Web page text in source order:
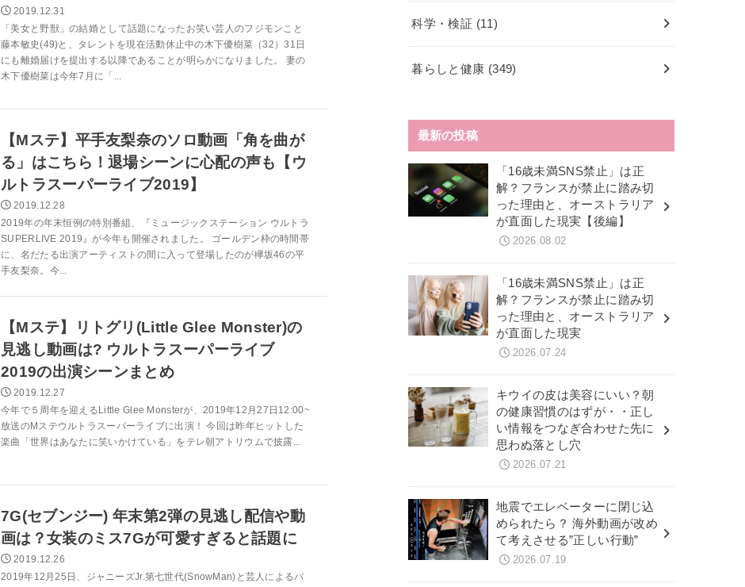
2019.12.31
「美女と野獣」の結婚として話題になったお笑い芸人のフジモンこと
藤本敏史(49)と、タレントを現在活動休止中の木下優樹菜（32）31日
にも離婚届けを提出する以降であることが明らかになりました。 妻の
木下優樹菜は今年7月に「...
【Mステ】平手友梨奈のソロ動画「角を曲が
る」はこちら！退場シーンに心配の声も【ウ
ルトラスーパーライブ2019】
2019.12.28
2019年の年末恒例の特別番組、『ミュージックステーション ウルトラ
SUPERLIVE 2019』が今年も開催されました。 ゴールデン枠の時間帯
に、名だたる出演アーティストの間に入って登場したのが欅坂46の平
手友梨奈。今...
【Mステ】リトグリ(Little Glee Monster)の
見逃し動画は? ウルトラスーパーライブ
2019の出演シーンまとめ
2019.12.27
今年で５周年を迎えるLittle Glee Monsterが、2019年12月27日12:00~
放送のMステウルトラスーパーライブに出演！ 今回は昨年ヒットした
楽曲「世界はあなたに笑いかけている」をテレ朝アトリウムで披露...
7G(セブンジー) 年末第2弾の見逃し配信や動
画は？女装のミス7Gが可愛すぎると話題に
2019.12.26
2019年12月25日、ジャニーズJr.第七世代(SnowMan)と芸人によるバ
科学・検証 (11)
暮らしと健康 (349)
最新の投稿
「16歳未満SNS禁止」は正
解？フランスが禁止に踏み切
った理由と、オーストラリア
が直面した現実【後編】
2026.08.02
「16歳未満SNS禁止」は正
解？フランスが禁止に踏み切
った理由と、オーストラリア
が直面した現実
2026.07.24
キウイの皮は美容にいい？朝
の健康習慣のはずが・・正し
い情報をつなぎ合わせた先に
思わぬ落とし穴
2026.07.21
地震でエレベーターに閉じ込
められたら？ 海外動画が改め
て考えさせる”正しい行動”
2026.07.19